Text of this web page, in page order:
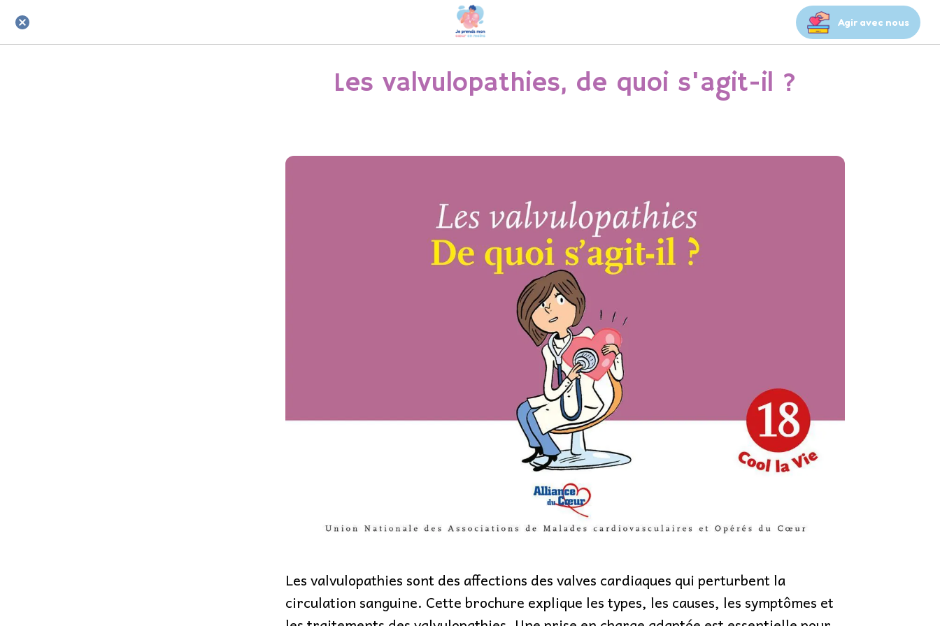
Agir avec nous
Les valvulopathies, de quoi s'agit-il ?
Les valvulopathies sont des affections des valves cardiaques qui perturbent la
circulation sanguine. Cette brochure explique les types, les causes, les symptômes et